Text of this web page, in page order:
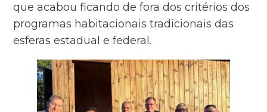
que acabou ficando de fora dos critérios dos
programas habitacionais tradicionais das
esferas estadual e federal.